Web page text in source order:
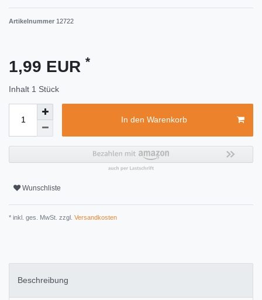
Artikelnummer 12722
1,99 EUR *
Inhalt 1 Stück
In den Warenkorb
Wunschliste
* inkl. ges. MwSt. zzgl. Versandkosten
Beschreibung